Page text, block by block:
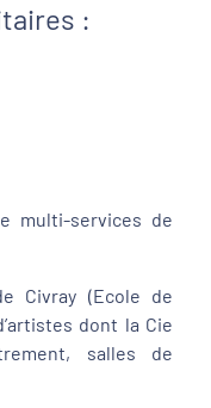
:
multi-services de
Civray (Ecole de
dont la Cie
salles de